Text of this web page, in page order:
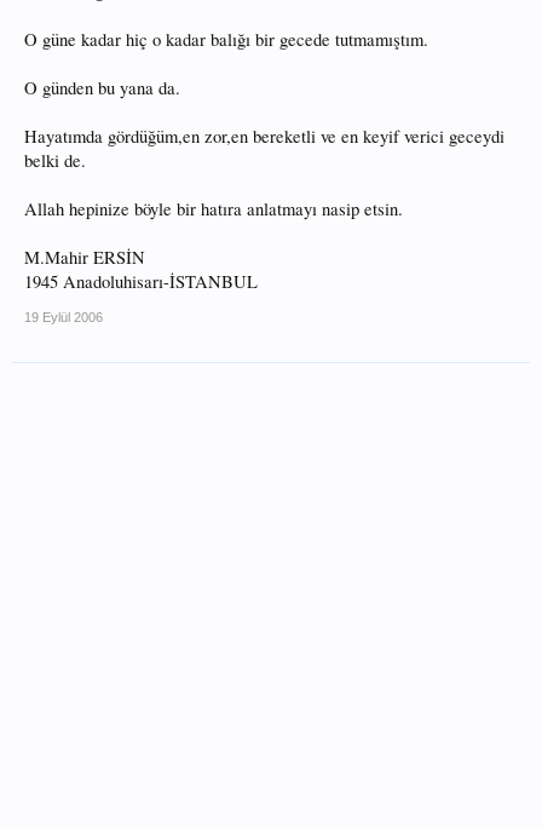
O güne kadar hiç o kadar balığı bir gecede tutmamıştım.
O günden bu yana da.
Hayatımda gördüğüm,en zor,en bereketli ve en keyif verici geceydi
belki de.
Allah hepinize böyle bir hatıra anlatmayı nasip etsin.
M.Mahir ERSİN
1945 Anadoluhisarı-İSTANBUL
19 Eylül 2006